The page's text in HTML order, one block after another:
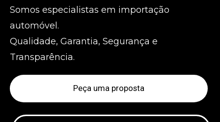
Somos especialistas em importação
automóvel.
Qualidade, Garantia, Segurança e
Transparência.
Peça uma proposta